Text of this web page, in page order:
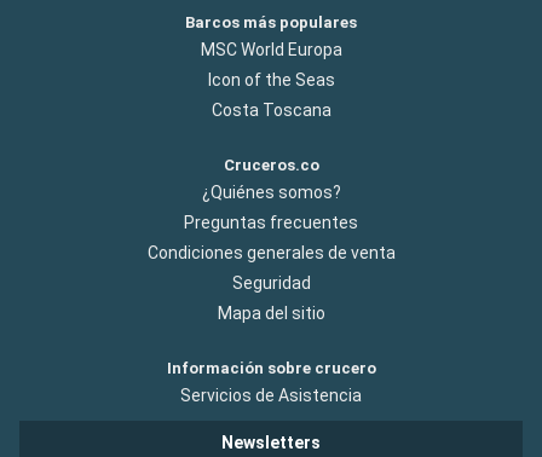
Barcos más populares
MSC World Europa
Icon of the Seas
Costa Toscana
Cruceros.co
¿Quiénes somos?
Preguntas frecuentes
Condiciones generales de venta
Seguridad
Mapa del sitio
Información sobre crucero
Servicios de Asistencia
Newsletters